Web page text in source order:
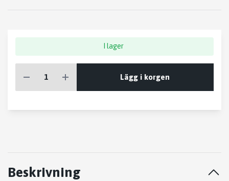
I lager
Lägg i korgen
Beskrivning